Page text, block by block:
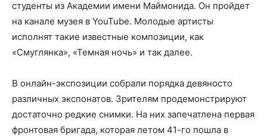
студенты из Академии имени Маймонида. Он пройдет
на канале музея в YouTube. Молодые артисты
исполнят такие известные композиции, как
«Смуглянка», «Темная ночь» и так далее.
В онлайн-экспозиции собрали порядка девяносто
различных экспонатов. Зрителям продемонстрируют
достаточно редкие снимки. На них запечатлена первая
фронтовая бригада, которая летом 41-го пошла в